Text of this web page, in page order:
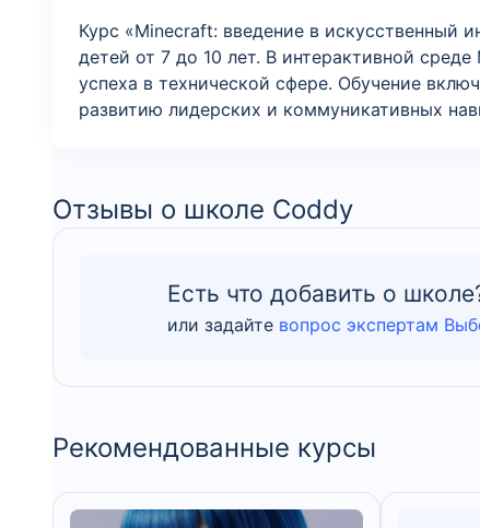
Курс «Minecraft: введение в искусственный
детей от 7 до 10 лет. В интерактивной
успеха в технической сфере. Обучение
развитию лидерских и коммуникативных
Отзывы о школе Coddy
Есть что добавить о
или задайте вопрос экспертам
Рекомендованные курсы